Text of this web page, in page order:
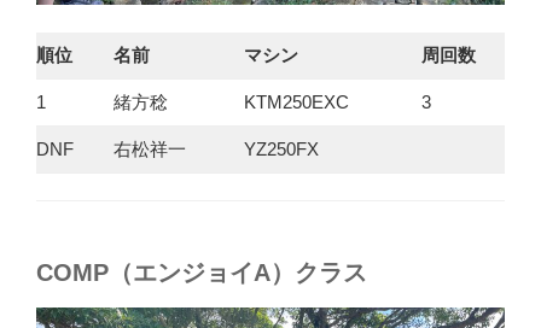
順位 名前 マシン 周回数
1 緒方稔 KTM250EXC 3
DNF 右松祥一 YZ250FX
COMP（エンジョイA）クラス